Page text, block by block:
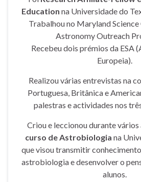
Education na Universidade do
Trabalhou no Maryland Science
Astronomy Outreach
Recebeu dois prémios da ESA
Europeia).
Realizou várias entrevistas na
Portuguesa, Britânica e
palestras e actividades nos
Criou e leccionou durante
curso de Astrobiologia na
que visou transmitir
astrobiologia e desenvolver o
alunos.